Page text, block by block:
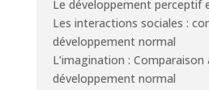
Le développement perceptif
Les interactions sociales :
développement normal
L’imagination : Comparaison
développement normal